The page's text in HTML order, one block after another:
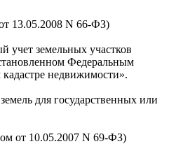
13.05.2008 N 66-ФЗ)
учет земельных участков
Федеральным
недвижимости».
для государственных или
от 10.05.2007 N 69-ФЗ)